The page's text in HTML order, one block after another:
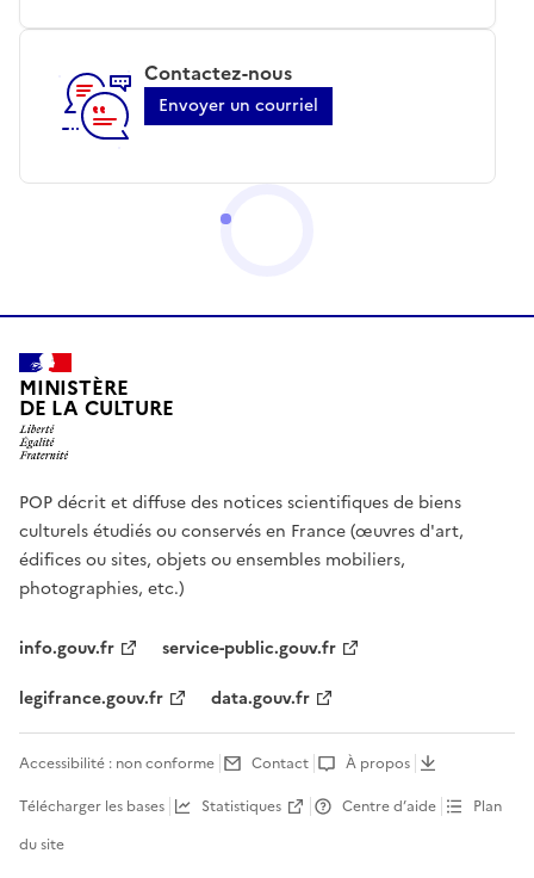
Contactez-nous
Envoyer un courriel
MINISTÈRE
DE LA CULTURE
POP décrit et diffuse des notices scientifiques de biens
culturels étudiés ou conservés en France (œuvres d'art,
édifices ou sites, objets ou ensembles mobiliers,
photographies, etc.)
info.gouv.fr
service-public.gouv.fr
legifrance.gouv.fr
data.gouv.fr
Accessibilité : non conforme Contact
À propos
Télécharger les bases
Statistiques Centre d’aide
Plan
du site